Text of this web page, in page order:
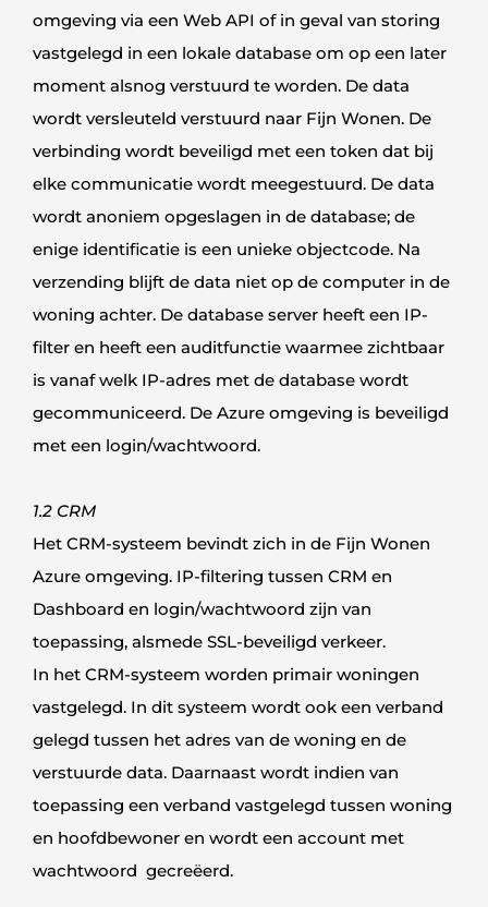
omgeving via een Web API of in geval van storing
vastgelegd in een lokale database om op een later
moment alsnog verstuurd te worden. De data
wordt versleuteld verstuurd naar Fijn Wonen. De
verbinding wordt beveiligd met een token dat bij
elke communicatie wordt meegestuurd. De data
wordt anoniem opgeslagen in de database; de
enige identificatie is een unieke objectcode. Na
verzending blijft de data niet op de computer in de
woning achter. De database server heeft een IP-
filter en heeft een auditfunctie waarmee zichtbaar
is vanaf welk IP-adres met de database wordt
gecommuniceerd. De Azure omgeving is beveiligd
met een login/wachtwoord.
1.2 CRM
Het CRM-systeem bevindt zich in de Fijn Wonen
Azure omgeving. IP-filtering tussen CRM en
Dashboard en login/wachtwoord zijn van
toepassing, alsmede SSL-beveiligd verkeer.
In het CRM-systeem worden primair woningen
vastgelegd. In dit systeem wordt ook een verband
gelegd tussen het adres van de woning en de
verstuurde data. Daarnaast wordt indien van
toepassing een verband vastgelegd tussen woning
en hoofdbewoner en wordt een account met
wachtwoord gecreëerd.